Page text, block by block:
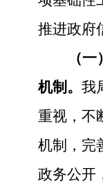
推进政府
（
机制。 我
重视，不
机制，完
政务公开